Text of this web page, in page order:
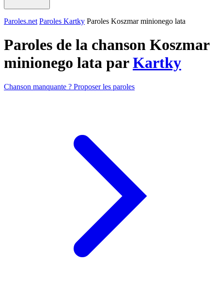
Paroles.net Paroles Kartky Paroles Koszmar minionego lata
Paroles de la chanson Koszmar
minionego lata parKartky
Chanson manquante ? Proposer les paroles